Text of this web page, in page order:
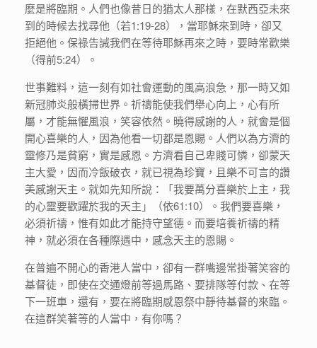
麼是將臨期。人們也像昔日的猶太人那樣，在默西亞未來
到的時候去找尋他（若1:19-28），當耶穌來到時，卻又
拒絕他。保祿告誡我們在等待耶穌再來之時，要時常歡樂
（得前5:24）。
世事難料，這一刻有如社會運動的風高浪急，那一時又如
新冠肺炎般橫掃世界。祈禱能使我們舉心向上，心有所
屬，才能無懼風浪，笑容依然。曉得感謝的人，就會是個
開心喜樂的人，因為他看一切都是恩賜。人們以為方濟的
靈修乃是貧窮，實是感恩。方濟看自己卑賤可憐，卻蒙天
主大愛，因而冷飯破衣，就已視為珍寶，且樂不可言的讚
美感謝天主。就如先知所說：「我要萬分喜樂於上主，我
的心靈要歡躍於我的天主」（依61:10）。我們要喜樂，
必須祈禱，惟有如此才能持守望德。而要培養祈禱的精
神，就必須在各種際遇中，感念天主的恩賜。
在普遍不開心的香港人當中，卻有一群嘴邊常掛著笑容的
基督徒，即使在交通燈前等過馬路、要排隊等付款、在等
下一班車，還有，要在將臨期感恩祭中靜待基督的來臨。
在這群笑著等的人當中，有你嗎？